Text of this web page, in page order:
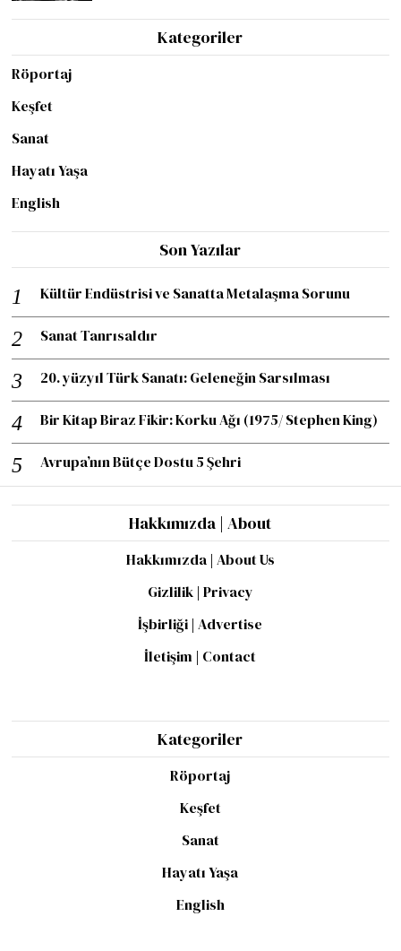
Kategoriler
Röportaj
Keşfet
Sanat
Hayatı Yaşa
English
Son Yazılar
Kültür Endüstrisi ve Sanatta Metalaşma Sorunu
Sanat Tanrısaldır
20. yüzyıl Türk Sanatı: Geleneğin Sarsılması
Bir Kitap Biraz Fikir: Korku Ağı (1975/ Stephen King)
Avrupa’nın Bütçe Dostu 5 Şehri
Hakkımızda | About
Hakkımızda | About Us
Gizlilik | Privacy
İşbirliği | Advertise
İletişim | Contact
Kategoriler
Röportaj
Keşfet
Sanat
Hayatı Yaşa
English